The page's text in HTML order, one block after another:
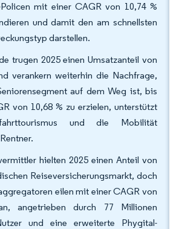
Policen mit einer CAGR von 10,74 %
und damit den am schnellsten
darstellen.
trugen 2025 einen Umsatzanteil von
verankern weiterhin die Nachfrage,
auf dem Weg ist, bis
von 10,68 % zu erzielen, unterstützt
und die Mobilität
hielten 2025 einen Anteil von
Reiseversicherungsmarkt, doch
eilen mit einer CAGR von
angetrieben durch 77 Millionen
und eine erweiterte Phygital-